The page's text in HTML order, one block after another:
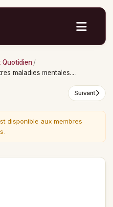
Quotidien/
maladies mentales....
Suivant
disponible aux membres